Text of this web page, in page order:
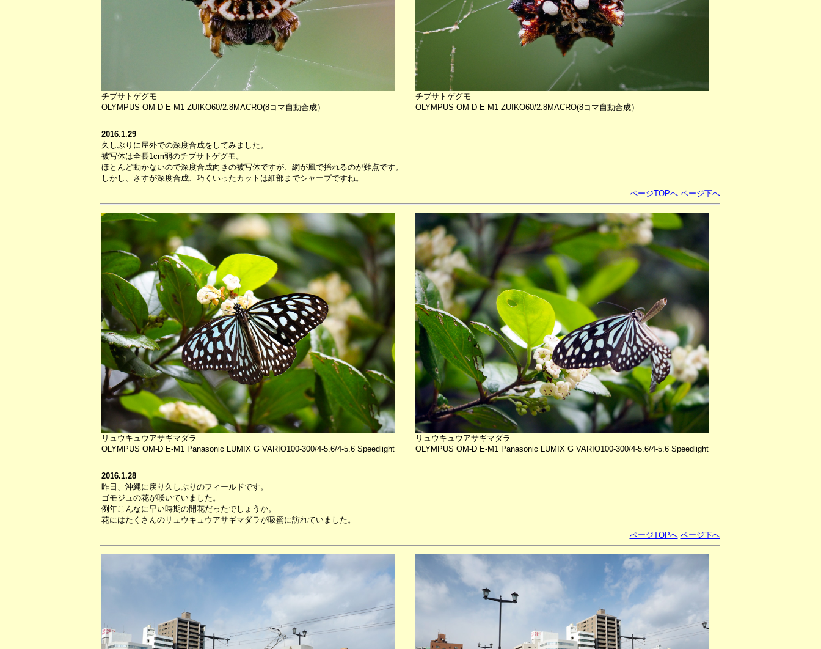
チブサトゲグモ
OLYMPUS OM-D E-M1 ZUIKO60/2.8MACRO(8コマ自動合成）
チブサトゲグモ
OLYMPUS OM-D E-M1 ZUIKO60/2.8MACRO(8コマ自動合成）
2016.1.29
久しぶりに屋外での深度合成をしてみました。
被写体は全長1cm弱のチブサトゲグモ。
ほとんど動かないので深度合成向きの被写体ですが、網が風で揺れるのが難点です。
しかし、さすが深度合成、巧くいったカットは細部までシャープですね。
ページTOPへ ページ下へ
リュウキュウアサギマダラ
OLYMPUS OM-D E-M1 Panasonic LUMIX G VARIO100-300/4-5.6/4-5.6 Speedlight
リュウキュウアサギマダラ
OLYMPUS OM-D E-M1 Panasonic LUMIX G VARIO100-300/4-5.6/4-5.6 Speedlight
2016.1.28
昨日、沖縄に戻り久しぶりのフィールドです。
ゴモジュの花が咲いていました。
例年こんなに早い時期の開花だったでしょうか。
花にはたくさんのリュウキュウアサギマダラが吸蜜に訪れていました。
ページTOPへ ページ下へ